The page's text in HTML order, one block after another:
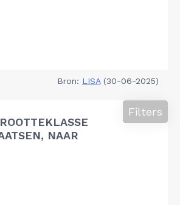
Bron: LISA(30-06-2025)
NAAR
Filters